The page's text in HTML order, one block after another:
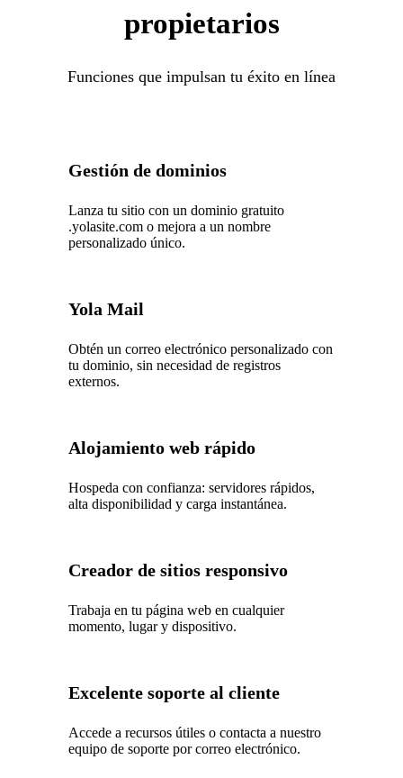
propietarios
Funciones que impulsan tu éxito en línea
Gestión de dominios
Lanza tu sitio con un dominio gratuito
.yolasite.com o mejora a un nombre
personalizado único.
Yola Mail
Obtén un correo electrónico personalizado con
tu dominio, sin necesidad de registros
externos.
Alojamiento web rápido
Hospeda con confianza: servidores rápidos,
alta disponibilidad y carga instantánea.
Creador de sitios responsivo
Trabaja en tu página web en cualquier
momento, lugar y dispositivo.
Excelente soporte al cliente
Accede a recursos útiles o contacta a nuestro
equipo de soporte por correo electrónico.